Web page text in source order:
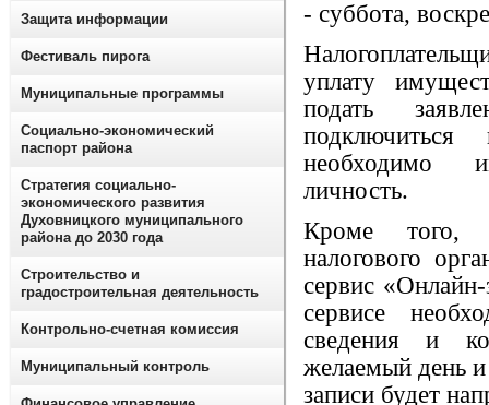
- суббота,
уплату
подать
необходимо
личность.
Кроме того,
налогового
сервис
сервисе
сведения и
желаемый день
записи будет
Защита информации
Фестиваль пирога
Муниципальные программы
Социально-экономический
паспорт района
Стратегия социально-
экономического развития
Духовницкого муниципального
района до 2030 года
Строительство и
градостроительная деятельность
Контрольно-счетная комиссия
Муниципальный контроль